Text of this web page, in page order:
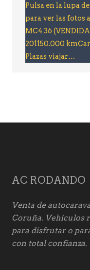
Pulsa en la lupa
para ver las fotos
MC4 36
201150.000
Plazas viajar…
AC RODANDO
Venta de
Coruña. Vehículos
para disfrutar o
con total confianza.